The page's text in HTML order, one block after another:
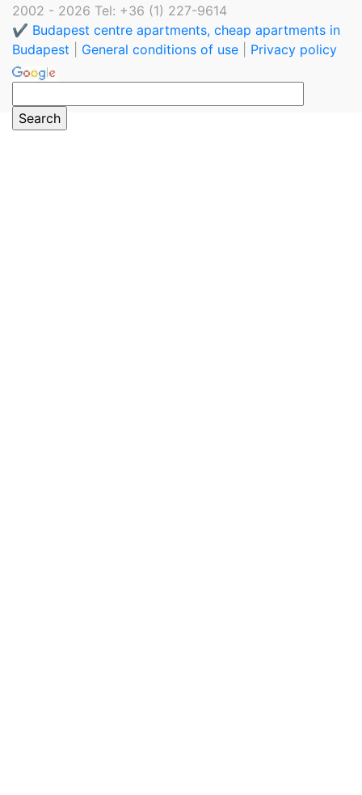
2002 - 2026 Tel: +36 (1) 227-9614
✔️ Budapest centre apartments, cheap apartments in
Budapest
General conditions of use Privacy policy